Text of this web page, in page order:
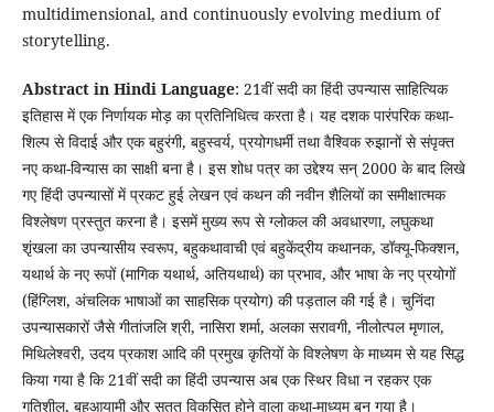
multidimensional, and continuously evolving medium of
storytelling.
Abstract in Hindi Language: 21वीं सदी का हिंदी उपन्यास साहित्यिक
इतिहास में एक निर्णायक मोड़ का प्रतिनिधित्व करता है। यह दशक पारंपरिक कथा-
शिल्प से विदाई और एक बहुरंगी, बहुस्वर्य, प्रयोगधर्मी तथा वैश्विक रुझानों से संपृक्त
नए कथा-विन्यास का साक्षी बना है। इस शोध पत्र का उद्देश्य सन् 2000 के बाद लिखे
गए हिंदी उपन्यासों में प्रकट हुई लेखन एवं कथन की नवीन शैलियों का समीक्षात्मक
विश्लेषण प्रस्तुत करना है। इसमें मुख्य रूप से ग्लोकल की अवधारणा, लघुकथा
शृंखला का उपन्यासीय स्वरूप, बहुकथावाची एवं बहुकेंद्रीय कथानक, डॉक्यू-फिक्शन,
यथार्थ के नए रूपों (मागिक यथार्थ, अतियथार्थ) का प्रभाव, और भाषा के नए प्रयोगों
(हिंग्लिश, अंचलिक भाषाओं का साहसिक प्रयोग) की पड़ताल की गई है। चुनिंदा
उपन्यासकारों जैसे गीतांजलि श्री, नासिरा शर्मा, अलका सरावगी, नीलोत्पल मृणाल,
मिथिलेश्वरी, उदय प्रकाश आदि की प्रमुख कृतियों के विश्लेषण के माध्यम से यह सिद्ध
किया गया है कि 21वीं सदी का हिंदी उपन्यास अब एक स्थिर विधा न रहकर एक
गतिशील, बहुआयामी और सतत विकसित होने वाला कथा-माध्यम बन गया है।